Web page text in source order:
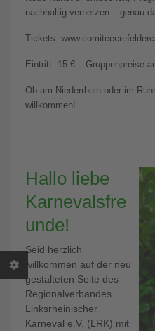
nachhaltig vernetzen – genau
Tickets:
Eintritt: 15 € – Gruppenpreise
Ob am Niederrhein oder im
willkommen!
Hallo liebe
Karnevalsfre
unde!
Seid herzlich
willkommen auf der neu
gestalteten Seite des
Regionalverbandes
Linksrheinischer
Karneval e.V. (LRK) mit